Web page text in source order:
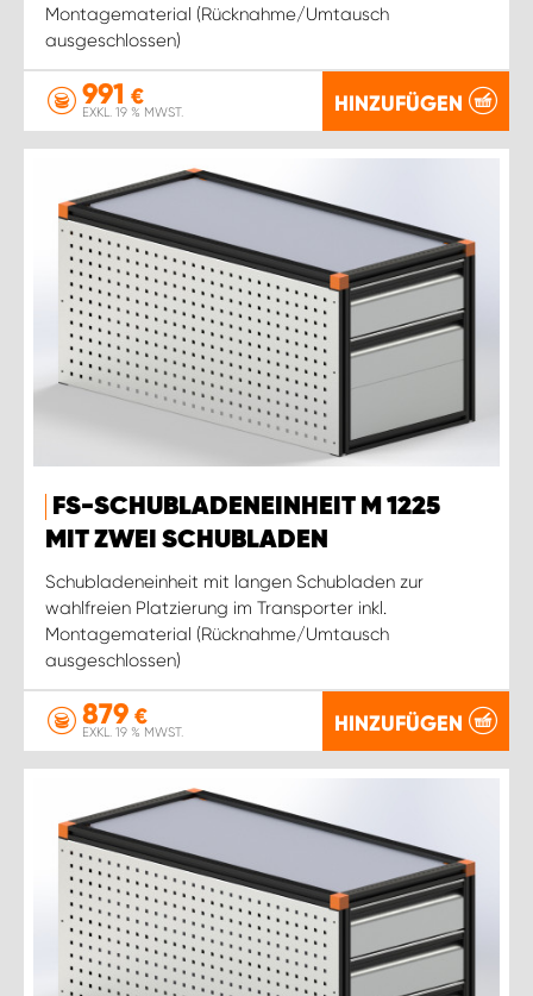
Montagematerial (Rücknahme/Umtausch
ausgeschlossen)
991 €
EXKL. 19 % MWST. HINZUFÜGEN
FS-SCHUBLADENEINHEIT M 1225
MIT ZWEI SCHUBLADEN
Schubladeneinheit mit langen Schubladen zur
wahlfreien Platzierung im Transporter inkl.
Montagematerial (Rücknahme/Umtausch
ausgeschlossen)
879 €
EXKL. 19 % MWST. HINZUFÜGEN